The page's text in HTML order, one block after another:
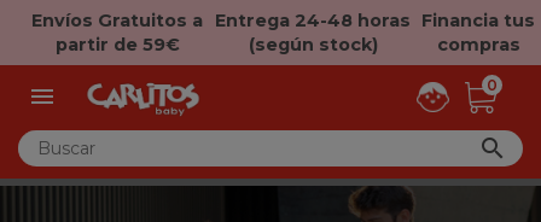
Envíos Gratuitos a
partir de 59€
Entrega 24-48 horas
(según stock)
Financia tus
compras
 0
